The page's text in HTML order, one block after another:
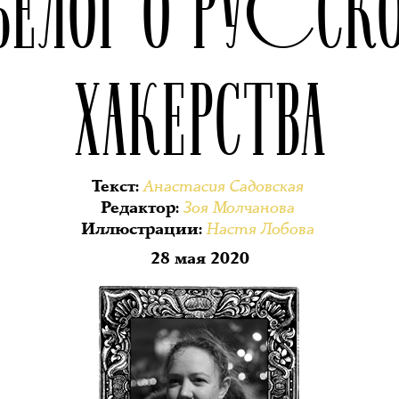
ХАКЕРСТВА
Текст:Анастасия Садовская
Редактор: Зоя Молчанова
Иллюстрации:Настя Лобова
28 мая 2020